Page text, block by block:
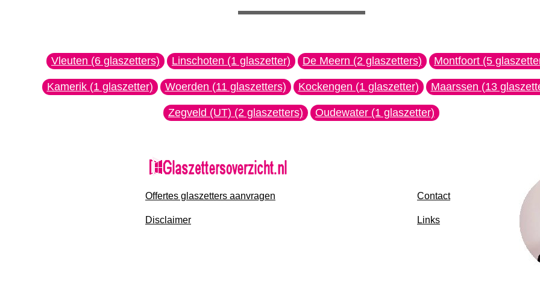
Vleuten (6 glaszetters) Linschoten (1 glaszetter) De Meern (2 glaszetters) Montfoort (5
Kamerik (1 glaszetter) Woerden (11 glaszetters) Kockengen (1 glaszetter) Maarssen (13
Zegveld (UT) (2 glaszetters) Oudewater (1 glaszetter)
Offertes glaszetters aanvragen
Disclaimer
Contact
Links